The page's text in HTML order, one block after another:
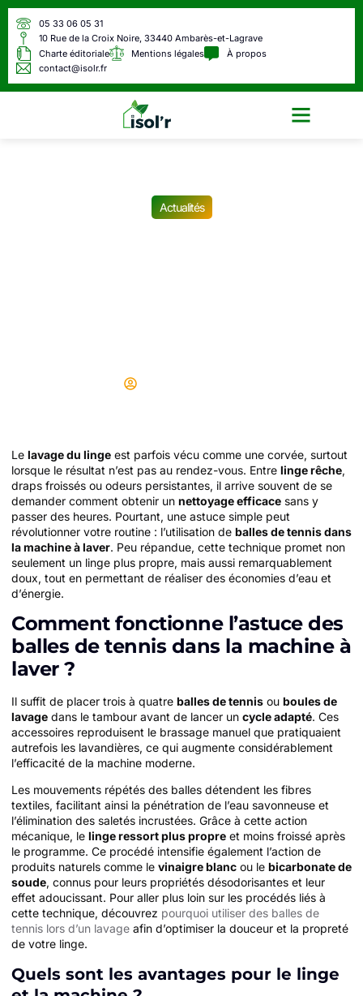
05 33 06 05 31
10 Rue de la Croix Noire, 33440 Ambarès-et-Lagrave
Charte éditoriale
Mentions légales
À propos
contact@isolr.fr
Actualités
Le lavage du linge est parfois vécu comme une corvée, surtout
lorsque le résultat n’est pas au rendez-vous. Entre linge rêche,
draps froissés ou odeurs persistantes, il arrive souvent de se
demander comment obtenir un nettoyage efficace sans y
passer des heures. Pourtant, une astuce simple peut
révolutionner votre routine : l’utilisation de balles de tennis dans
la machine à laver. Peu répandue, cette technique promet non
seulement un linge plus propre, mais aussi remarquablement
doux, tout en permettant de réaliser des économies d’eau et
d’énergie.
Comment fonctionne l’astuce des
balles de tennis dans la machine à
laver ?
Il suffit de placer trois à quatre balles de tennis ou boules de
lavage dans le tambour avant de lancer un cycle adapté. Ces
accessoires reproduisent le brassage manuel que pratiquaient
autrefois les lavandières, ce qui augmente considérablement
l’efficacité de la machine moderne.
Les mouvements répétés des balles détendent les fibres
textiles, facilitant ainsi la pénétration de l’eau savonneuse et
l’élimination des saletés incrustées. Grâce à cette action
mécanique, le linge ressort plus propre et moins froissé après
le programme. Ce procédé intensifie également l’action de
produits naturels comme le vinaigre blanc ou le bicarbonate de
soude, connus pour leurs propriétés désodorisantes et leur
effet adoucissant. Pour aller plus loin sur les procédés liés à
cette technique, découvrez pourquoi utiliser des balles de
tennis lors d’un lavage afin d’optimiser la douceur et la propreté
de votre linge.
Quels sont les avantages pour le linge